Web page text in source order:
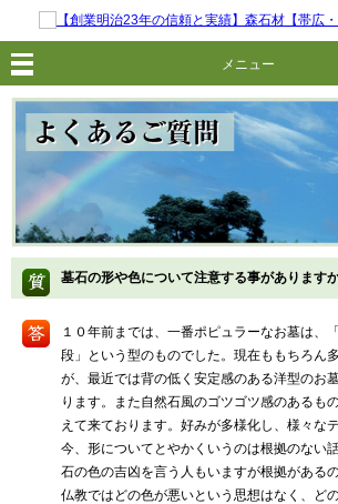
メニュー
墓石の形や色について注意する事があります
１０年前までは、一番ポピュラーなお墓は、
段」という型のものでした。現在ももちろん
が、最近では背の低く安定感のある洋型のお
ります。また自然石風のゴツゴツ感のあるも
えて来ております。好みが多様化し、様々な
今、形についてとやかくいうのは根拠のない
石の色の吉凶を言う人もいますが根拠がある
仏教ではどの色が悪いという思想はなく、ど